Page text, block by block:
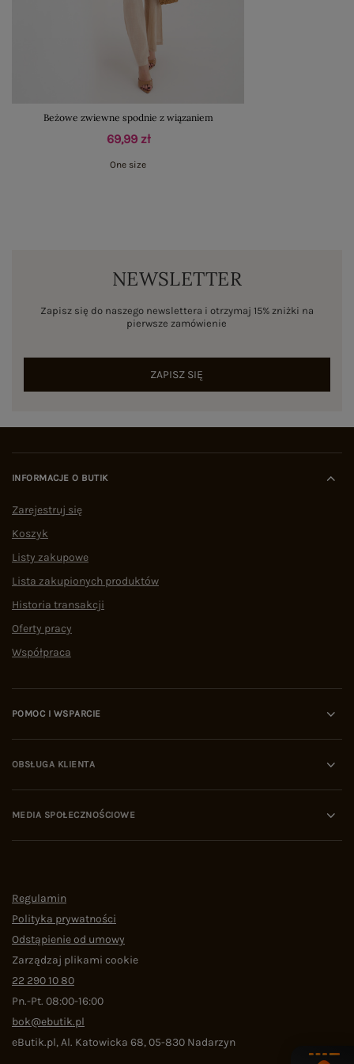
Beżowe zwiewne spodnie z wiązaniem
69,99 zł
One size
NEWSLETTER
Zapisz się do naszego newslettera i otrzymaj 15% zniżki na
pierwsze zamówienie
ZAPISZ SIĘ
INFORMACJE O BUTIK
Zarejestruj się
Koszyk
Listy zakupowe
Lista zakupionych produktów
Historia transakcji
Oferty pracy
Współpraca
POMOC I WSPARCIE
OBSŁUGA KLIENTA
MEDIA SPOŁECZNOŚCIOWE
Regulamin
Polityka prywatności
Odstąpienie od umowy
Zarządzaj plikami cookie
22 290 10 80
Pn.-Pt. 08:00-16:00
bok@ebutik.pl
eButik.pl,Al. Katowicka 68,05-830 Nadarzyn